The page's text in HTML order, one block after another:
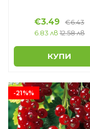
€3.49
€6.43
6.83 лв 12.58 лв
КУПИ
-21%%